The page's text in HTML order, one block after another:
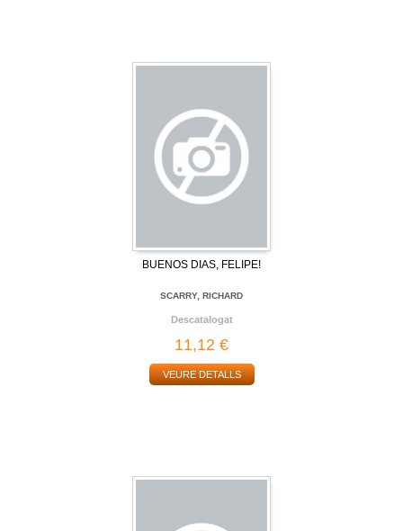
BUENOS DIAS, FELIPE!
SCARRY, RICHARD
Descatalogat
11,12 €
VEURE DETALLS